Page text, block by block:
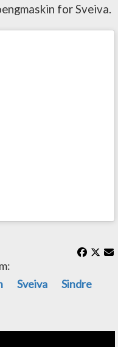
for Sveiva.
Sveiva
Sindre